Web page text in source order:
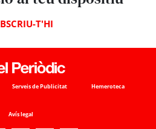
T'HI
Serveis de Publicitat Hemeroteca
Avís legal